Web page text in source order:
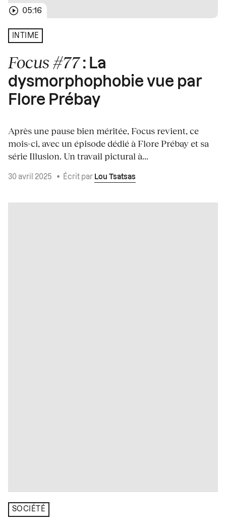
05:16
INTIME
Focus #77 : La
dysmorphophobie vue par
Flore Prébay
Après une pause bien méritée, Focus revient, ce
mois-ci, avec un épisode dédié à Flore Prébay et sa
série Illusion. Un travail pictural à...
30 avril 2025 • Écrit par Lou Tsatsas
SOCIÉTÉ